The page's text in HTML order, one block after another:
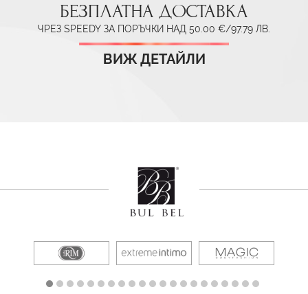
БЕЗПЛАТНА ДОСТАВКА
ЧРЕЗ SPEEDY ЗА ПОРЪЧКИ НАД 50.00 €/97.79 ЛВ.
ВИЖ ДЕТАЙЛИ